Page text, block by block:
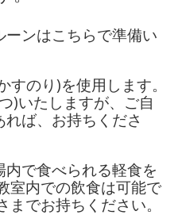
ンはこちらで準備い
のり)を使用します。
)いたしますが、ご自
ば、お持ちくださ
で食べられる軽食を
室内での飲食は可能で
でお持ちください。